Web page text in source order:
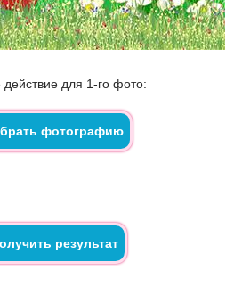
для 1-го фото: